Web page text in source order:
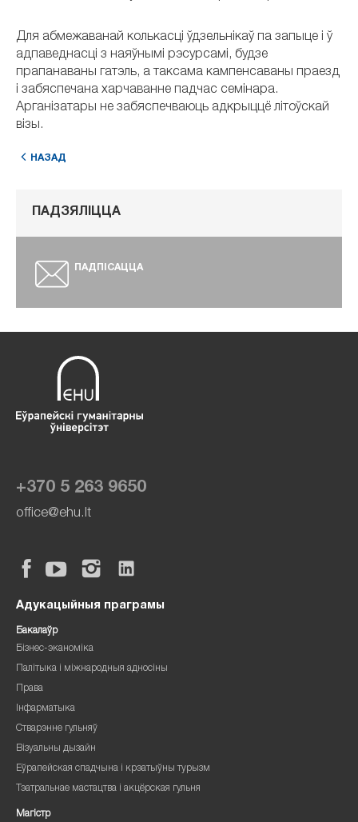
Для абмежаванай колькасці ўдзельнікаў па запыце і ў
адпаведнасці з наяўнымі рэсурсамі, будзе
прапанаваны гатэль, а таксама кампенсаваны праезд
і забяспечана харчаванне падчас семінара.
Арганізатары не забяспечваюць адкрыццё літоўскай
візы.
НАЗАД
ПАДЗЯЛІЦЦА
ПАДПІСАЦЦА
+370 5 263 9650
office@ehu.lt
Адукацыйныя праграмы
Бакалаўр
Бізнес-эканоміка
Палітыка і міжнародныя адносіны
Права
Інфарматыка
Стварэнне гульняў
Візуальны дызайн
Еўрапейская спадчына і крэатыўны турызм
Тэатральнае мастацтва і акцёрская гульня
Магістр